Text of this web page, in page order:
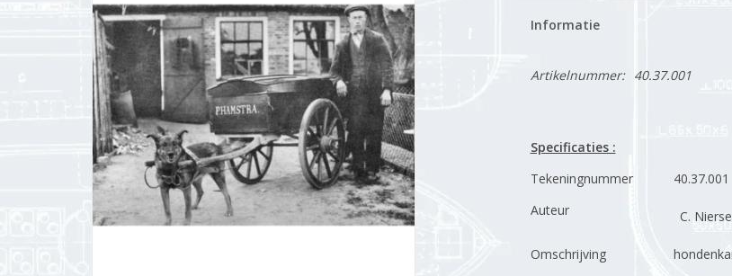
Informatie
Artikelnummer: 40.37.001
Specificaties :
Tekeningnummer
40.37.001
Auteur
C. Nierse
Omschrijving